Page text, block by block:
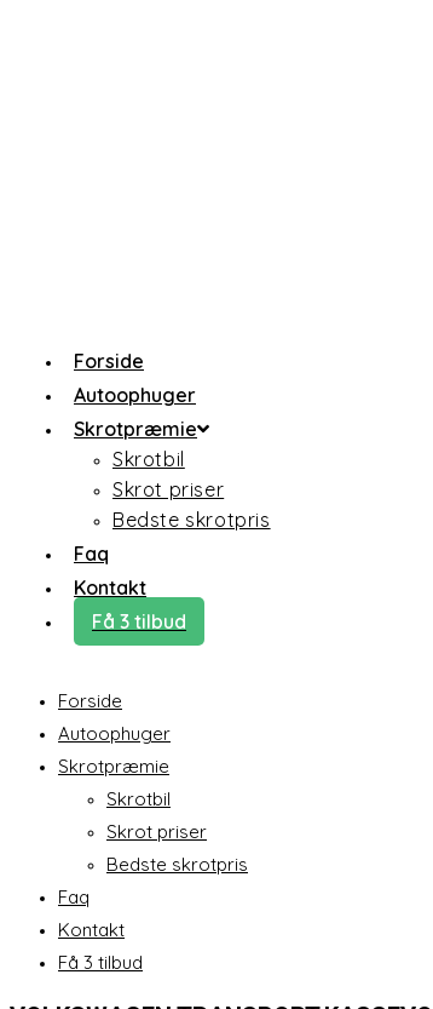
Forside
Autoophuger
Skrotpræmie
Skrotbil
Skrot priser
Bedste skrotpris
Faq
Kontakt
Få 3 tilbud
Forside
Autoophuger
Skrotpræmie
Skrotbil
Skrot priser
Bedste skrotpris
Faq
Kontakt
Få 3 tilbud